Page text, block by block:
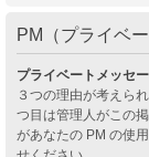
PM（プライベ
プライベートメッセ
３つの理由が考えら
つ目は管理人がこの
があなたの PM の使